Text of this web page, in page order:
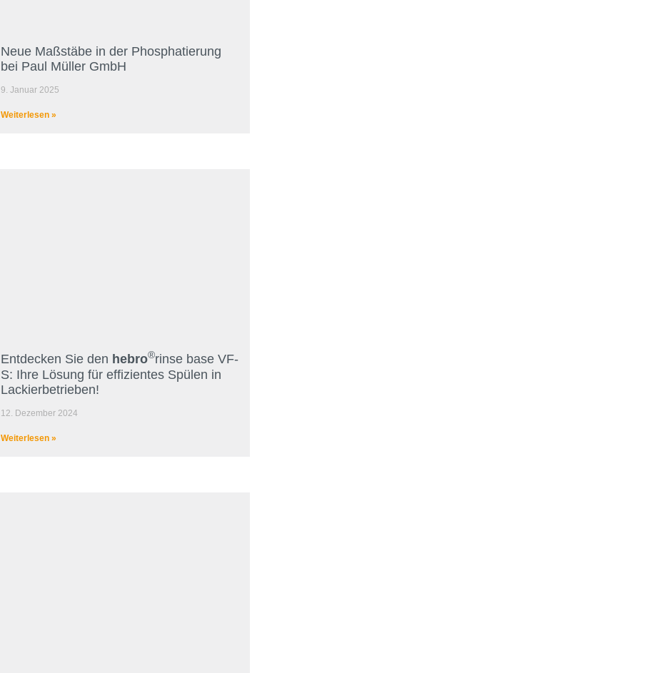
Neue Maßstäbe in der Phosphatierung
bei Paul Müller GmbH
9. Januar 2025
Weiterlesen »
Entdecken Sie den hebro®rinse base VF-
S: Ihre Lösung für effizientes Spülen in
Lackierbetrieben!
12. Dezember 2024
Weiterlesen »